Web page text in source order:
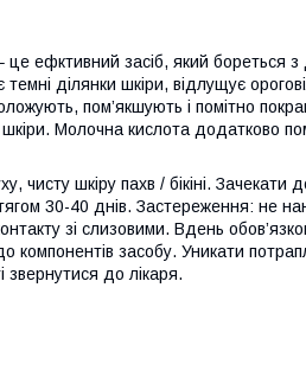
це ефктивний засіб, який бореться з
ділянки шкіри, відлущує
пом’якшують і помітно
Молочна кислота додатково
чисту шкіру пахв / бікіні. Зачекати
30-40 днів. Застереження: не
зі слизовими. Вдень
компонентів засобу. Уникати
звернутися до лікаря.